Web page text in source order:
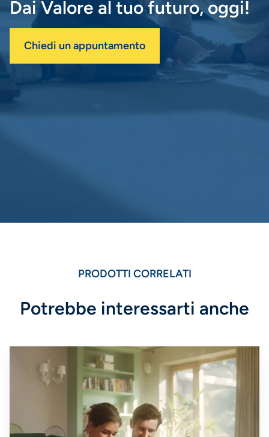
Dai Valore al tuo futuro, oggi!
Chiedi un appuntamento
PRODOTTI CORRELATI
Potrebbe interessarti anche